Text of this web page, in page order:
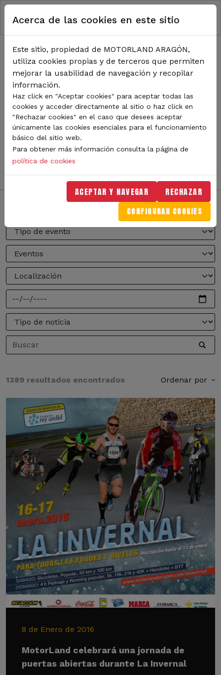
Pasar al contenido principal
RUTA DE NAVEGACIÓN
Inicio Noticias
TODA LA ACTUALIDAD DE
MOTORLAND
Sigue de cerca todas las novedades de MotorLand
Aragón. Aquí encontrarás noticias sobre eventos,
competiciones, pilotos, novedades del circuito y
mucho más. Filtra por categoría o tipo de contenido y
no te pierdas nada del mundo del motor.
1389 resultados encontrados Ordenar por
8 de Enero de 2016
MotorLand celebrará una jornada de
puertas abiertas durante La Invernal
Acerca de las cookies en este sitio
Este sitio, propiedad de MOTORLAND ARAGÓN,
utiliza cookies propias y de terceros que permiten
mejorar la usabilidad de navegación y recopilar
información.
Haz click en "Aceptar cookies" para aceptar todas las
cookies y acceder directamente al sitio o haz click en
"Rechazar cookies" en el caso que desees aceptar
únicamente las cookies esenciales para el funcionamiento
básico del sitio web.
Para obtener más información consulta la página de
política de cookies
ACEPTAR Y NAVEGAR RECHAZAR
CONFIGURAR COOKIES